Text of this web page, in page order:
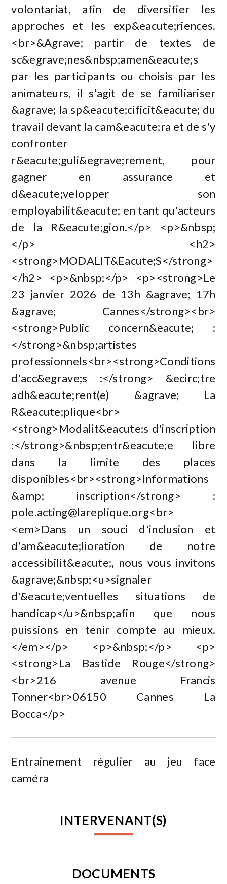
volontariat, afin de diversifier les
approches et les exp&eacute;riences.
<br>&Agrave; partir de textes de
sc&egrave;nes&nbsp;amen&eacute;s
par les participants ou choisis par les
animateurs, il s'agit de se familiariser
&agrave; la sp&eacute;cificit&eacute; du
travail devant la cam&eacute;ra et de s'y
confronter
r&eacute;guli&egrave;rement, pour
gagner en assurance et
d&eacute;velopper son
employabilit&eacute; en tant qu'acteurs
de la R&eacute;gion.</p> <p>&nbsp;
</p> <h2>
<strong>MODALIT&Eacute;S</strong>
</h2> <p>&nbsp;</p> <p><strong>Le
23 janvier 2026 de 13h &agrave; 17h
&agrave; Cannes</strong><br>
<strong>Public concern&eacute; :
</strong>&nbsp;artistes
professionnels<br><strong>Conditions
d'acc&egrave;s :</strong> &ecirc;tre
adh&eacute;rent(e) &agrave; La
R&eacute;plique<br>
<strong>Modalit&eacute;s d'inscription
:</strong>&nbsp;entr&eacute;e libre
dans la limite des places
disponibles<br><strong>Informations
&amp; inscription</strong> :
pole.acting@lareplique.org<br>
<em>Dans un souci d'inclusion et
d'am&eacute;lioration de notre
accessibilit&eacute;, nous vous invitons
&agrave;&nbsp;<u>signaler
d'&eacute;ventuelles situations de
handicap</u>&nbsp;afin que nous
puissions en tenir compte au mieux.
</em></p> <p>&nbsp;</p> <p>
<strong>La Bastide Rouge</strong>
<br>216 avenue Francis
Tonner<br>06150 Cannes La
Bocca</p>
Entrainement régulier au jeu face
caméra
INTERVENANT(S)
DOCUMENTS